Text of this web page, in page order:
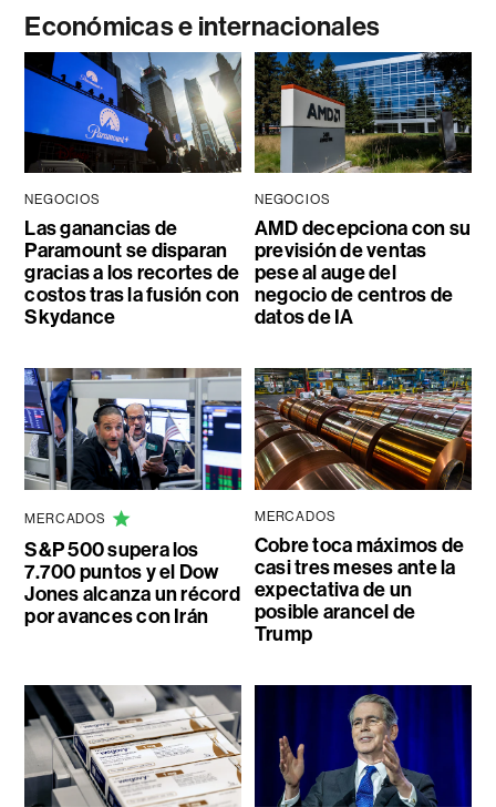
Económicas e internacionales
NEGOCIOS
Las ganancias de
Paramount se disparan
gracias a los recortes de
costos tras la fusión con
Skydance
NEGOCIOS
AMD decepciona con su
previsión de ventas
pese al auge del
negocio de centros de
datos de IA
MERCADOS
S&P 500 supera los
7.700 puntos y el Dow
Jones alcanza un récord
por avances con Irán
MERCADOS
Cobre toca máximos de
casi tres meses ante la
expectativa de un
posible arancel de
Trump